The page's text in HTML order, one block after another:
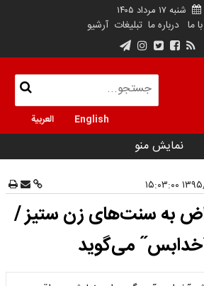
شنبه ۱۷ مرداد ۱۴۰۵
ما درباره ما تبلیغات آرشیو
English العربية
نمایش منو
به سنت‌های زن ستیز /
می‌گوید